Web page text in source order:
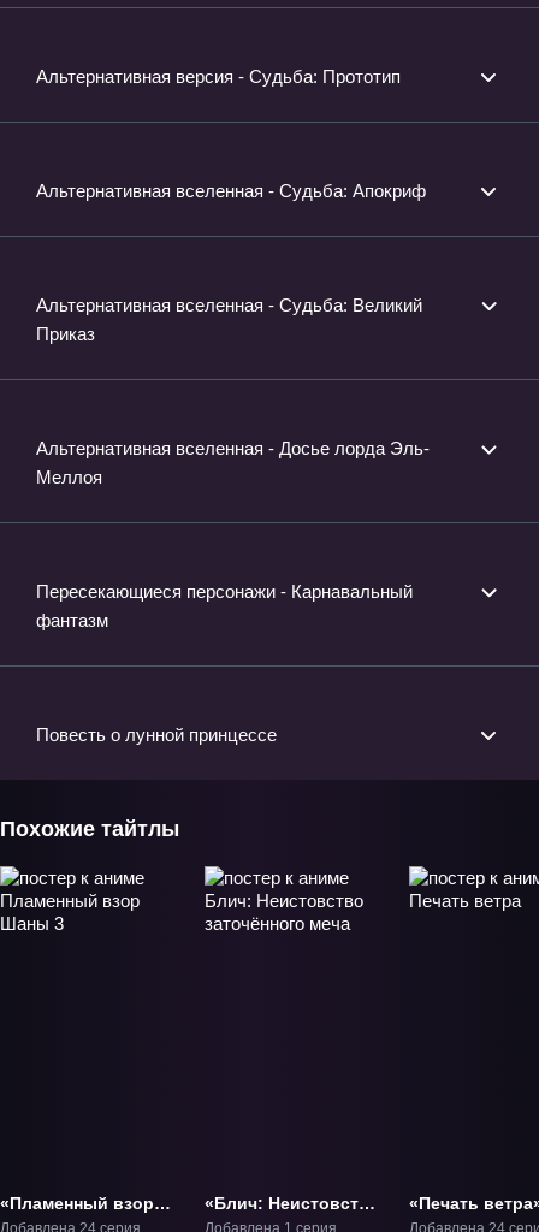
Альтернативная версия - Судьба: Прототип
Альтернативная вселенная - Судьба: Апокриф
Альтернативная вселенная - Судьба: Великий
Приказ
Альтернативная вселенная - Досье лорда Эль-
Меллоя
Пересекающиеся персонажи - Карнавальный
фантазм
Повесть о лунной принцессе
Похожие тайтлы
«Пламенный взор
Шаны 3» ТВ-3
«Блич: Неистовство
заточённого меча»
«Печать